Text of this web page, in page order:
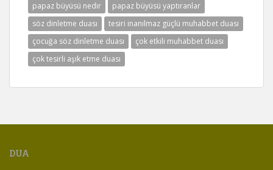
papaz büyüsü nedir
papaz büyüsü yaptıranlar
söz dinletme duası
tesiri inanılmaz güçlü muhabbet duası
çocuğa söz dinletme duası
çok etkili muhabbet duası
çok tesirli aşık etme duası
DUA